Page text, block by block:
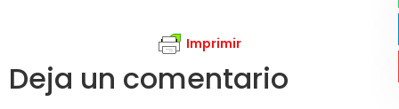
Imprimir
Deja un comentario